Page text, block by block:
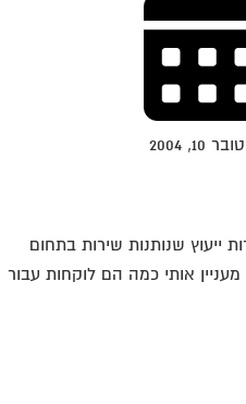
2004
שנותנות שירות בתחום
אותי כמה הם לוקחות עבור